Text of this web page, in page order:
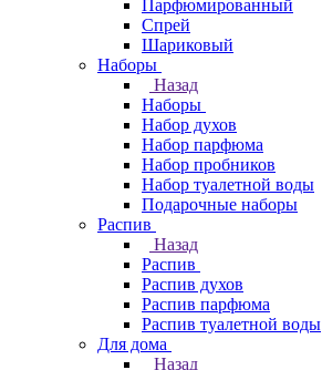
Парфюмированный
Спрей
Шариковый
Наборы
Назад
Наборы
Набор духов
Набор парфюма
Набор пробников
Набор туалетной воды
Подарочные наборы
Распив
Назад
Распив
Распив духов
Распив парфюма
Распив туалетной воды
Для дома
Назад